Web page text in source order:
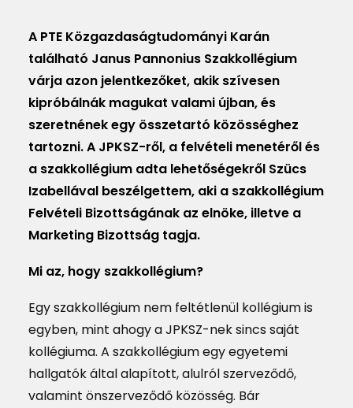
DIÁKHITEL
HU
A PTE Közgazdaságtudományi Karán
található Janus Pannonius Szakkollégium
várja azon jelentkezőket, akik szívesen
kipróbálnák magukat valami újban, és
szeretnének egy összetartó közösséghez
tartozni. A JPKSZ-ről, a felvételi menetéről és
a szakkollégium adta lehetőségekről Szücs
Izabellával beszélgettem, aki a szakkollégium
Felvételi Bizottságának az elnöke, illetve a
Marketing Bizottság tagja.
Mi az, hogy szakkollégium?
Egy szakkollégium nem feltétlenül kollégium is
egyben, mint ahogy a JPKSZ-nek sincs saját
kollégiuma. A szakkollégium egy egyetemi
hallgatók által alapított, alulról szerveződő,
valamint önszerveződő közösség. Bár